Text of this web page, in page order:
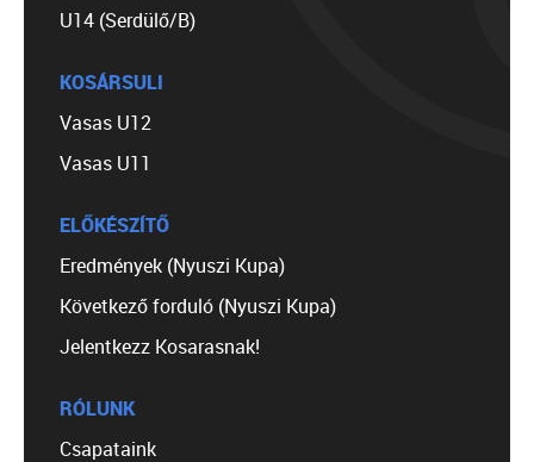
U14 (Serdülő/B)
KOSÁRSULI
Vasas U12
Vasas U11
ELŐKÉSZÍTŐ
Eredmények (Nyuszi Kupa)
Következő forduló (Nyuszi Kupa)
Jelentkezz Kosarasnak!
RÓLUNK
Csapataink